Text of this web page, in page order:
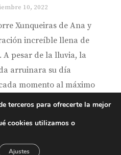
10, 2022
Xunqueiras de Ana y
increíble llena de
A pesar de la lluvia, la
arruinara su día
momento al máximo
no se puede
© 2023
terceros para ofrecerte la mejor
cookies utilizamos o
Ajustes